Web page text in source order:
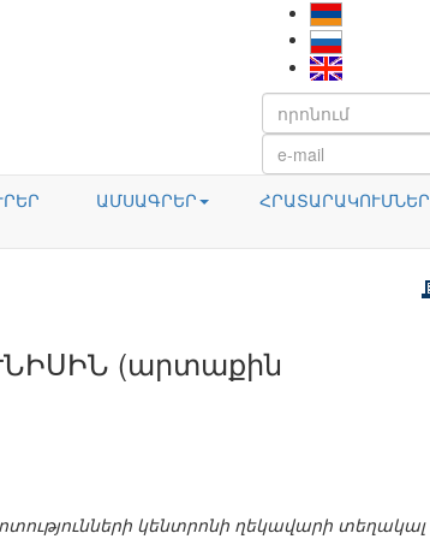
ԱՄՍԱԳՐԵՐ ՀՐԱՏԱՐԱԿՈՒՄՆԵՐ
(արտաքին
կենտրոնի ղեկավարի տեղակալ